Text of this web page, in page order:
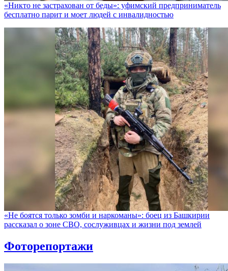
«Никто не заcтрахован от беды»: уфимский предприниматель
бесплатно парит и моет людей с инвалидностью
«Не боятся только зомби и наркоманы»: боец из Башкирии
рассказал о зоне СВО, сослуживцах и жизни под землей
Фоторепортажи